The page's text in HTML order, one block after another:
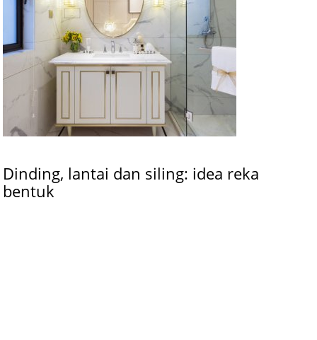
Dinding, lantai dan siling: idea reka
bentuk